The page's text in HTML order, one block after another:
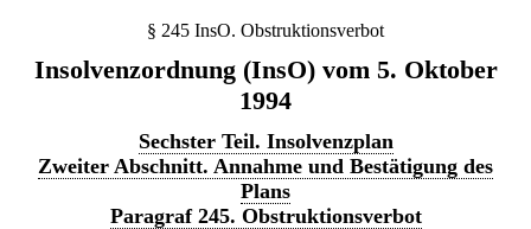
§ 245 InsO. Obstruktionsverbot
Insolvenzordnung (InsO) vom 5. Oktober
1994
Sechster Teil. Insolvenzplan
Zweiter Abschnitt. Annahme und Bestätigung des
Plans
Paragraf 245. Obstruktionsverbot